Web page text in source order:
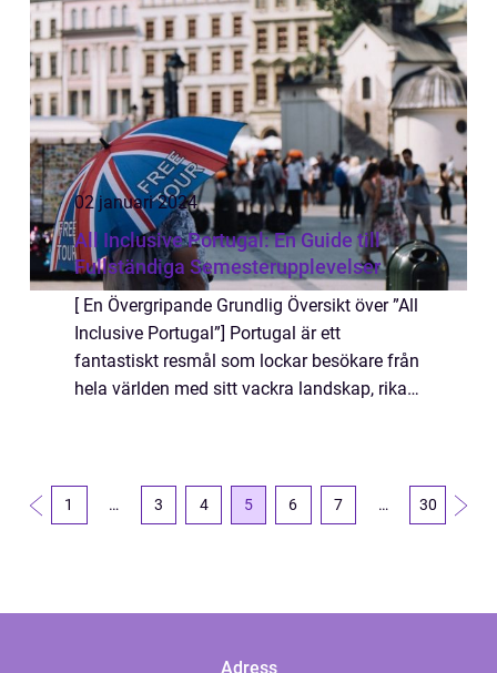
Rum...
02 januari 2024
All Inclusive Portugal: En Guide till
Fullständiga Semesterupplevelser
[ En Övergripande Grundlig Översikt över ”All
Inclusive Portugal”] Portugal är ett
fantastiskt resmål som lockar besökare från
hela världen med sitt vackra landskap, rika
1 … 3 4 5 6 7 … 30
Adress